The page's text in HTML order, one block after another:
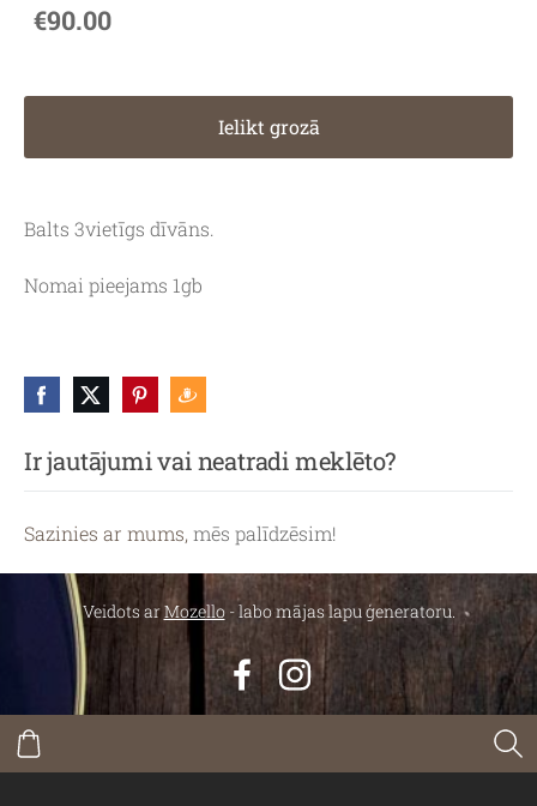
Ir jautājumi vai neatradi meklēto?
Sazinies ar mums, mēs palīdzēsim!
€90.00
Ielikt grozā
Balts 3vietīgs dīvāns.
Nomai pieejams 1gb
Veidots arMozello- labo mājas lapu ģeneratoru.